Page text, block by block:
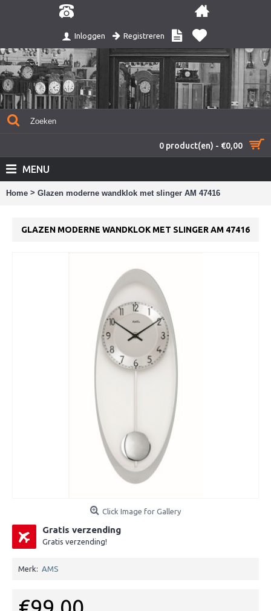
Inloggen Registreren
0 product(en) - €0,00
MENU
Home > Glazen moderne wandklok met slinger AM 47416
GLAZEN MODERNE WANDKLOK MET SLINGER AM 47416
Click Image for Gallery
Gratis verzending
Gratis verzending!
Merk: AMS